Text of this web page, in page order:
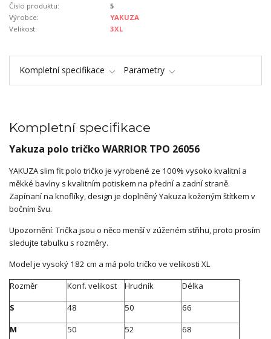
Číslo produktu:
5
Výrobce:
YAKUZA
Velikost:
3XL
Kompletní specifikace Parametry
Kompletní specifikace
Yakuza polo tričko WARRIOR TPO 26056
YAKUZA slim fit polo tričko je vyrobené ze 100% vysoko kvalitní a
měkké bavlny s kvalitním potiskem na přední a zadní straně.
Zapínaní na knoflíky, design je doplněný Yakuza koženým štítkem v
bočním švu.
Upozornění: Trička jsou o něco menší v zúženém střihu, proto prosím
sledujte tabulku s rozměry.
Model je vysoký 182 cm a má polo tričko ve velikosti XL
Rozměr
Konf. velikost Hrudník
Délka
S
48 50
66
M
50 52
68